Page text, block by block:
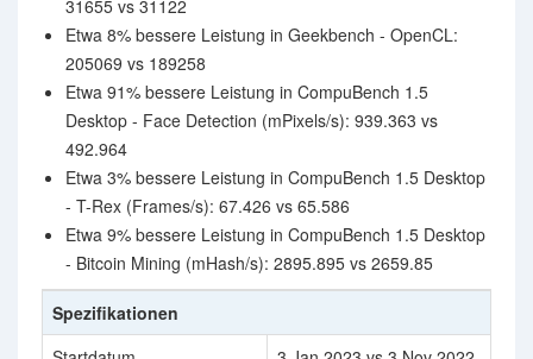
31655 vs 31122
Etwa 8% bessere Leistung in Geekbench - OpenCL:
205069 vs 189258
Etwa 91% bessere Leistung in CompuBench 1.5
Desktop - Face Detection (mPixels/s): 939.363 vs
492.964
Etwa 3% bessere Leistung in CompuBench 1.5 Desktop
- T-Rex (Frames/s): 67.426 vs 65.586
Etwa 9% bessere Leistung in CompuBench 1.5 Desktop
- Bitcoin Mining (mHash/s): 2895.895 vs 2659.85
Spezifikationen